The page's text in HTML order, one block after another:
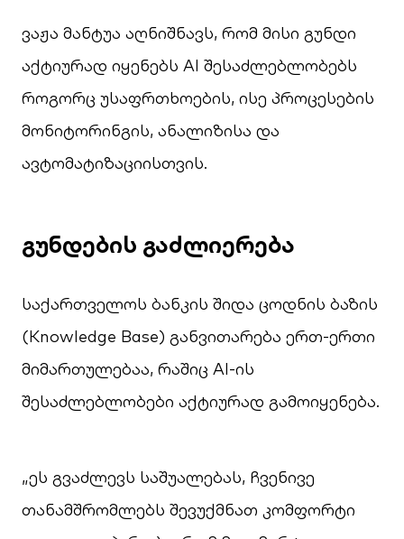
ვაჟა მანტუა აღნიშნავს, რომ მისი გუნდი
აქტიურად იყენებს AI შესაძლებლობებს
როგორც უსაფრთხოების, ისე პროცესების
მონიტორინგის, ანალიზისა და
ავტომატიზაციისთვის.
გუნდების გაძლიერება
საქართველოს ბანკის შიდა ცოდნის ბაზის
(Knowledge Base) განვითარება ერთ-ერთი
მიმართულებაა, რაშიც AI-ის
შესაძლებლობები აქტიურად გამოიყენება.
„ეს გვაძლევს საშუალებას, ჩვენივე
თანამშრომლებს შევუქმნათ კომფორტი